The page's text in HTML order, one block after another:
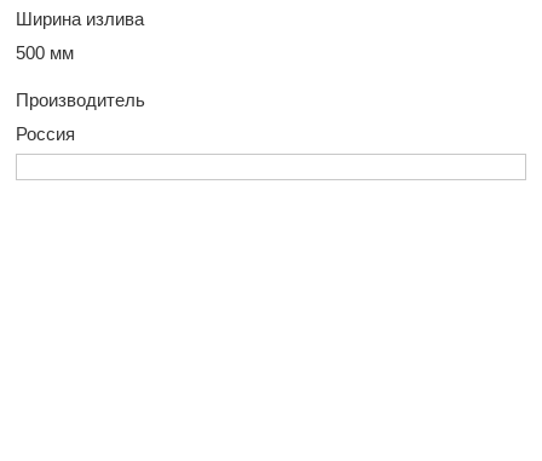
Ширина излива
500 мм
Производитель
Россия